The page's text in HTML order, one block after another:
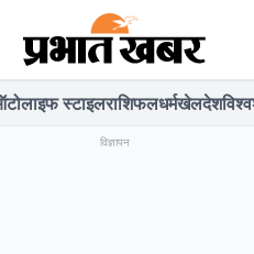
लाइफ स्टाइलराशिफलधर्मखेलदेशविश्व
विज्ञापन